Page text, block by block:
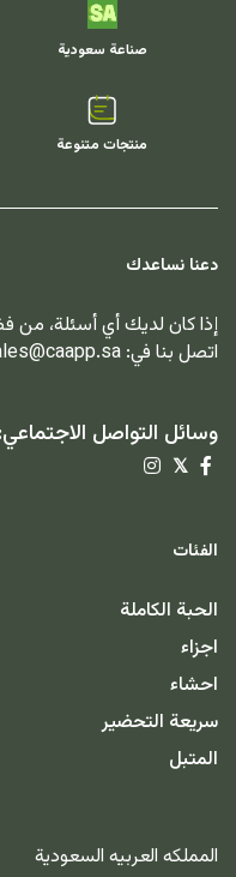
صناعة سعودية
منتجات متنوعة
دعنا نساعدك
إذا كان لديك أي أسئلة، من
اتصل بنا في:
وسائل التواصل الاجتماعي:
𝕏
الفئات
الحبة الكاملة
اجزاء
احشاء
سريعة التحضير
المتبل
المملكه العربيه السعودية